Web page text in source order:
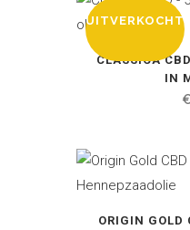
UITVERKOCHT
CLASSICA
IN
ORIGIN GOLD